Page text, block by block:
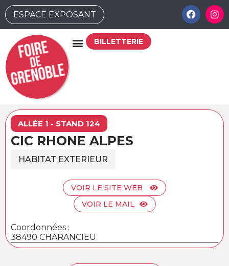
ESPACE EXPOSANT
BILLETTERIE
ALLÉE 1 - STAND 124
CIC RHONE ALPES
HABITAT EXTERIEUR
VOIR LE SITE WEB
VOIR LE MAIL
Coordonnées :
38490 CHARANCIEU